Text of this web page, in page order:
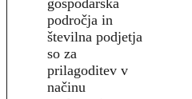
gospodarska
področja in
številna podjetja
so za
prilagoditev v
načinu